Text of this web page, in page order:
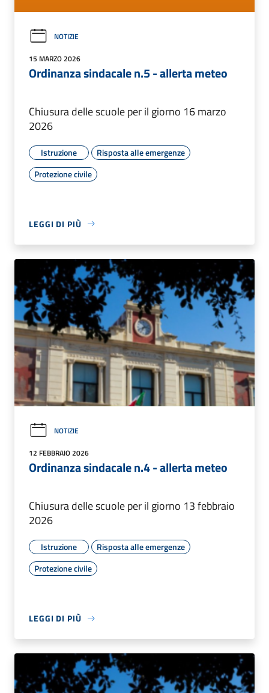
NOTIZIE
15 MARZO 2026
Ordinanza sindacale n.5 - allerta meteo
Chiusura delle scuole per il giorno 16 marzo
2026
Istruzione
Risposta alle emergenze
Protezione civile
LEGGI DI PIÙ
NOTIZIE
12 FEBBRAIO 2026
Ordinanza sindacale n.4 - allerta meteo
Chiusura delle scuole per il giorno 13 febbraio
2026
Istruzione
Risposta alle emergenze
Protezione civile
LEGGI DI PIÙ